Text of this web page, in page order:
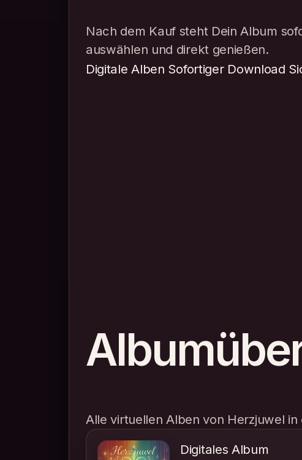
Nach dem Kauf steht Dein Album
auswählen und direkt genießen.
Digitale Alben Sofortiger Download
Alle virtuellen Alben von Herzjuwel
Digitales Album